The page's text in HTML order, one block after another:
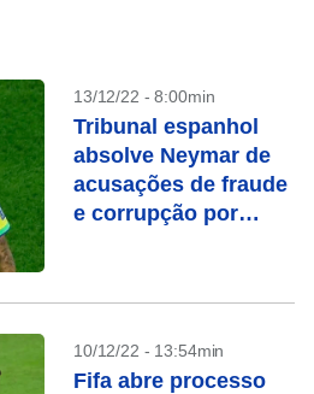
13/12/22 - 8:00min
Tribunal espanhol
absolve Neymar de
acusações de fraude
e corrupção por
10/12/22 - 13:54min
Fifa abre processo